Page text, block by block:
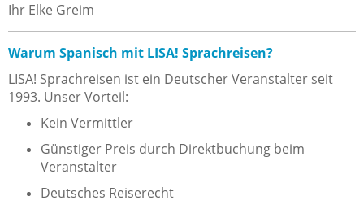
Ihr Elke Greim
Warum Spanisch mit LISA! Sprachreisen?
LISA! Sprachreisen ist ein Deutscher Veranstalter seit
1993. Unser Vorteil:
Kein Vermittler
Günstiger Preis durch Direktbuchung beim
Veranstalter
Deutsches Reiserecht